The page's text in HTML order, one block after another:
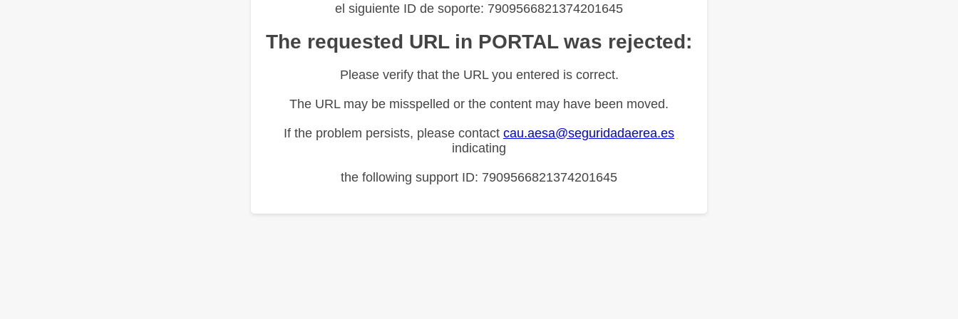
el siguiente ID de soporte: 7909566821374201645
The requested URL in PORTAL was rejected:
Please verify that the URL you entered is correct.
The URL may be misspelled or the content may have been moved.
If the problem persists, please contact cau.aesa@seguridadaerea.es
indicating
the following support ID: 7909566821374201645